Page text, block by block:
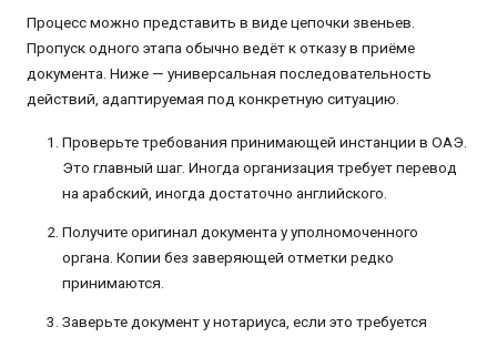
Процесс можно представить в виде цепочки звеньев.
Пропуск одного этапа обычно ведёт к отказу в приёме
документа. Ниже — универсальная последовательность
действий, адаптируемая под конкретную ситуацию.
Проверьте требования принимающей инстанции в ОАЭ.
Это главный шаг. Иногда организация требует перевод
на арабский, иногда достаточно английского.
Получите оригинал документа у уполномоченного
органа. Копии без заверяющей отметки редко
принимаются.
Заверьте документ у нотариуса, если это требуется